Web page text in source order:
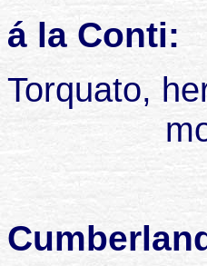
á la Conti:
Torquato,